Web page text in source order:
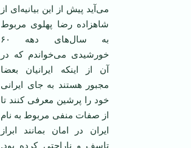
می‌آید پیش از این بیانیه‌ای از
شاهزاده رضا پهلوی مربوط
به سال‌های دهه ۶۰
خورشیدی می‌خواندم که در
آن از اینکه ایرانیان بعضا
مجبور هستند به جای ایرانی
خود را پرشین معرفی کنند تا
از صفات منفی مربوط به نام
ایران در امان بمانند ابراز
تاسف و ناراحتی کرده بود.